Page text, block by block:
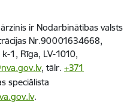
ir Nodarbinātības valsts
Nr.90001634668,
1, Rīga, LV-1010,
, tālr. +371
speciālista
.